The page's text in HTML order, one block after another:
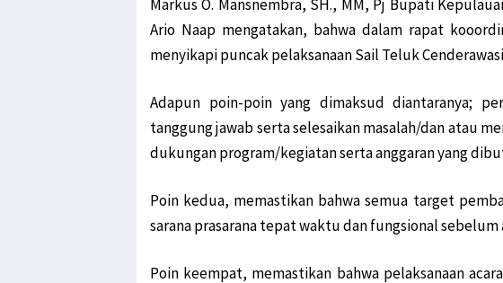
Markus O. Mansnembra, SH., MM, Pj Bupati
Ario Naap mengatakan, bahwa dalam rapat
menyikapi puncak pelaksanaan Sail Teluk
Adapun poin-poin yang dimaksud diantaranya;
tanggung jawab serta selesaikan masalah/dan atau
dukungan program/kegiatan serta anggaran yang
Poin kedua, memastikan bahwa semua target
sarana prasarana tepat waktu dan fungsional sebelum
Poin keempat, memastikan bahwa pelaksanaan